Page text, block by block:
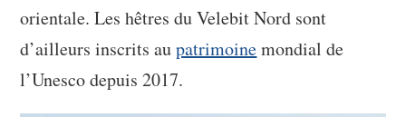
orientale. Les hêtres du Velebit Nord sont
d’ailleurs inscrits aupatrimoinemondial de
l’Unesco depuis 2017.